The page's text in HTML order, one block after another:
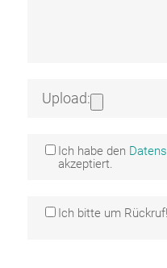
Upload:
Ich habe den
akzeptiert.
Ich bitte um Rückruf!